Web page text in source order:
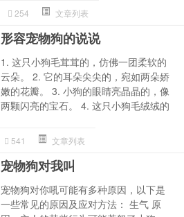
254 文章列表
形容宠物狗的说说
1. 这只小狗毛茸茸的，仿佛一团柔软的
云朵。 2. 它的耳朵尖尖的，宛如两朵娇
嫩的花瓣。 3. 小狗的眼睛亮晶晶的，像
两颗闪亮的宝石。 4. 这只小狗毛绒绒的
541 文章列表
宠物狗对我叫
宠物狗对你吼可能有多种原因，以下是
一些常见的原因及应对方法： 生气 原